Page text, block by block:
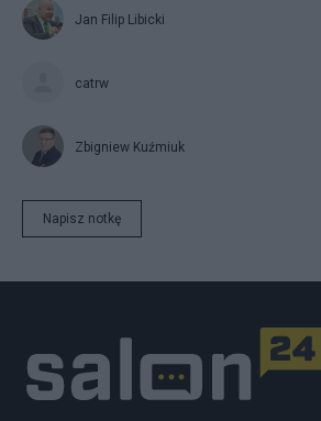
Jan Filip Libicki
catrw
Zbigniew Kuźmiuk
Napisz notkę